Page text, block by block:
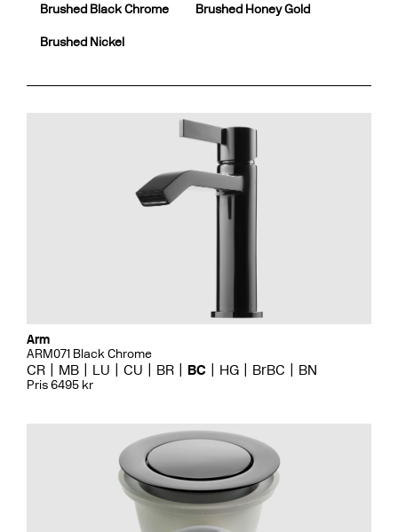
Brushed Black Chrome Brushed Honey Gold
Brushed Nickel
Arm
ARM071 Black Chrome
CR MB LU CU BR BC HG BrBC BN
Pris 6495 kr